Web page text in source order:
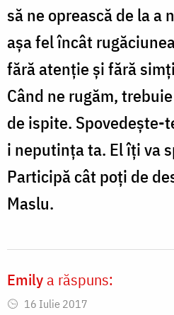
să ne oprească de la a
aşa fel încât
fără atenţie şi fără
Când ne rugăm,
de ispite. Spovedeşte-
i neputinţa ta. El îţi va
Participă cât poţi de
Maslu.
Emily a răspuns:
16 Iulie 2017